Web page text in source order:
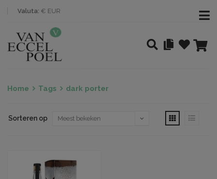
Valuta: € EUR
Home Tags dark porter
Sorteren op